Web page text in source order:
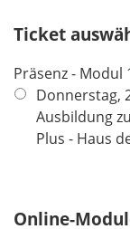
l
Ticket
Präsenz - Modul
Donnerstag,
Ausbildung
Plus - Haus
Online-